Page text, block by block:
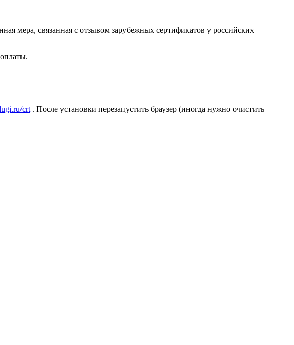
мера, связанная с отзывом зарубежных сертификатов у российских
crt . После установки перезапустить браузер (иногда нужно очистить